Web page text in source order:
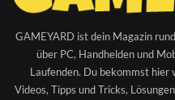
GAMEYARD ist dein Magazin
über PC, Handhelden und
Laufenden. Du bekommst hier
Videos, Tipps und Tricks,